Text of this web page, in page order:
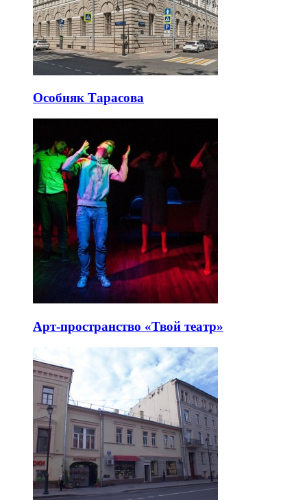
Особняк Тарасова
Арт-пространство «Твой театр»